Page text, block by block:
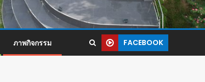
ภาพกิจกรรม FACEBOOK